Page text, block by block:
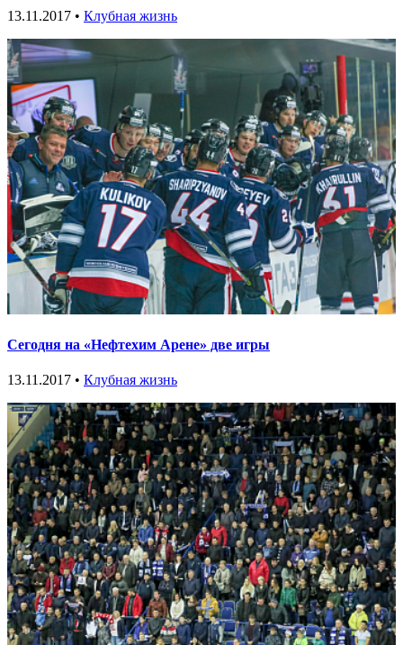
13.11.2017 • Клубная жизнь
Сегодня на «Нефтехим Арене» две игры
13.11.2017 • Клубная жизнь